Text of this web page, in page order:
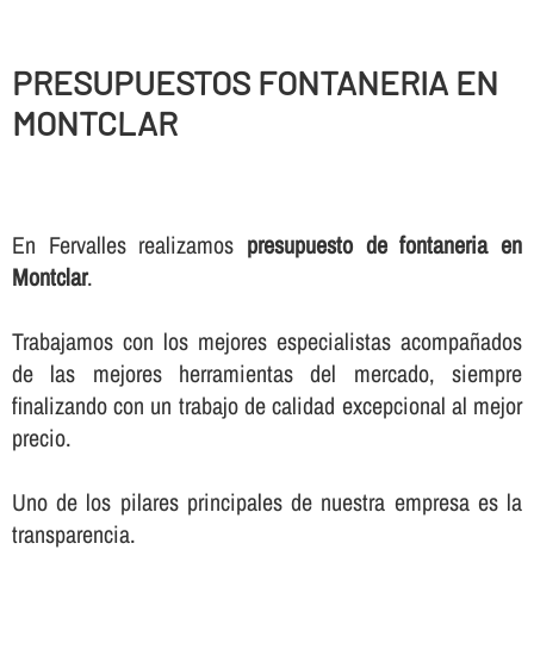
PRESUPUESTOS FONTANERIA EN
MONTCLAR
En Fervalles realizamos presupuesto de fontaneria en
Montclar.
Trabajamos con los mejores especialistas acompañados
de las mejores herramientas del mercado, siempre
finalizando con un trabajo de calidad excepcional al mejor
precio.
Uno de los pilares principales de nuestra empresa es la
transparencia.